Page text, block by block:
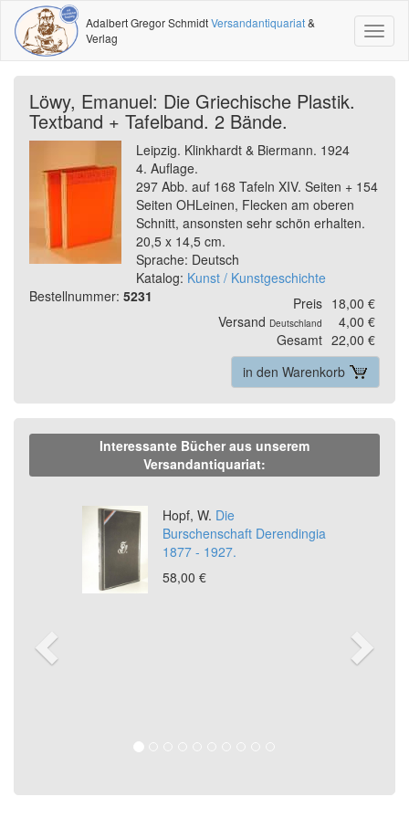
Adalbert Gregor SchmidtVersandantiquariat&
Verlag
Löwy, Emanuel: Die Griechische Plastik.
Textband + Tafelband. 2 Bände.
Leipzig. Klinkhardt & Biermann. 1924
4. Auflage.
297 Abb. auf 168 Tafeln XIV. Seiten + 154
Seiten OHLeinen, Flecken am oberen
Schnitt, ansonsten sehr schön erhalten.
20,5 x 14,5 cm.
Sprache: Deutsch
Katalog: Kunst / Kunstgeschichte
Bestellnummer: 5231 Preis 18,00 €
Versand Deutschland
4,00 €
Gesamt 22,00 €
in den Warenkorb
Interessante Bücher aus unserem
Versandantiquariat:
Hopf, W. Die
Burschenschaft Derendingia
1877 - 1927.
58,00 €
Previous